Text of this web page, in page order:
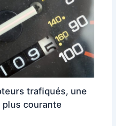
trafiqués, une
courante